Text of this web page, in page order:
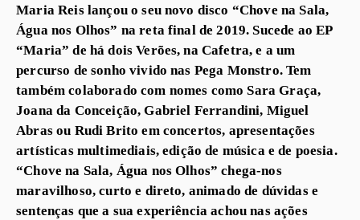
Maria Reis lançou o seu novo disco “Chove na Sala,
Água nos Olhos” na reta final de 2019. Sucede ao EP
“Maria” de há dois Verões, na Cafetra, e a um
percurso de sonho vivido nas Pega Monstro. Tem
também colaborado com nomes como Sara Graça,
Joana da Conceição, Gabriel Ferrandini, Miguel
Abras ou Rudi Brito em concertos, apresentações
artísticas multimediais, edição de música e de poesia.
“Chove na Sala, Água nos Olhos” chega-nos
maravilhoso, curto e direto, animado de dúvidas e
sentenças que a sua experiência achou nas ações